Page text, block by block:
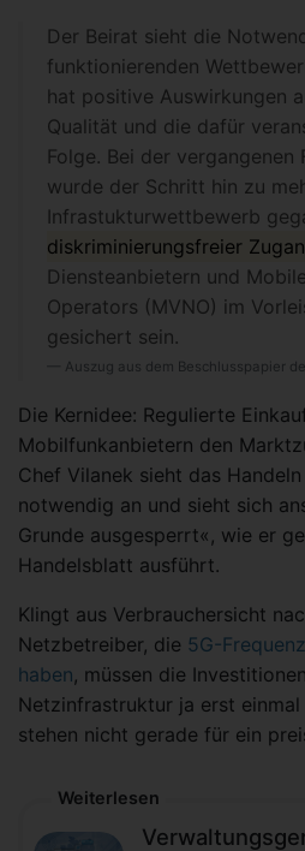
Der Beirat sieht die
funktionierenden
hat positive Auswirkungen
Qualität und die dafür
Folge. Bei der vergangenen
wurde der Schritt hin zu
Infrastukturwettbewerb
diskriminierungsfreier
Diensteanbietern und
Operators (MVNO) im
gesichert sein.
Auszug aus dem Beschlusspapier
Die Kernidee: Regulierte
Mobilfunkanbietern den
Chef Vilanek sieht das
notwendig an und sieht sich
Grunde ausge­sperrt«, wie er
Handelsblatt ausführt.
Klingt aus Verbrauchersicht
Netzbetreiber, die 5G-
haben, müssen die
Netzinfrastruktur ja erst
stehen nicht gerade für ein
Weiterlesen